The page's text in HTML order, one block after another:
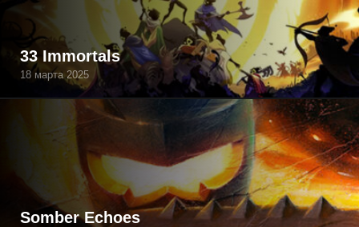
33 Immortals
18 марта 2025
Somber Echoes